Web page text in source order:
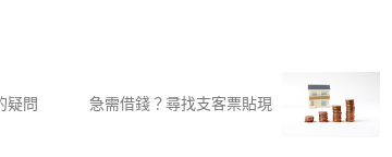
疑問 急需借錢？尋找支客票貼現